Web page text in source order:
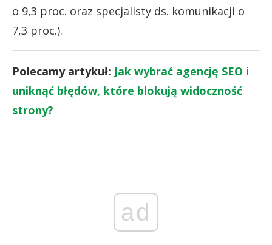
o 9,3 proc. oraz specjalisty ds. komunikacji o
7,3 proc.).
Polecamy artykuł: Jak wybrać agencję SEO i
uniknąć błędów, które blokują widoczność
strony?
ad